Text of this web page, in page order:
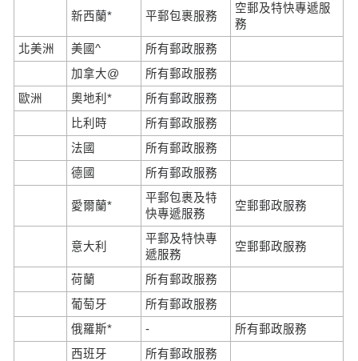
新西蘭* 平郵包裹服務
空郵及特快專遞服
務
北美洲
美國^
所有郵政服務
加拿大@
所有郵政服務
歐洲
奧地利*
所有郵政服務
比利時
所有郵政服務
法國
所有郵政服務
德國
所有郵政服務
愛爾蘭*
平郵包裹及特
快專遞服務
空郵郵政服務
意大利
平郵及特快專
遞服務
空郵郵政服務
荷蘭
所有郵政服務
葡萄牙
所有郵政服務
俄羅斯*
-
所有郵政服務
西班牙
所有郵政服務